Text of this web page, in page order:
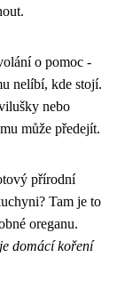
o pomoc -
nelíbí, kde stojí.
nebo
může předejít.
přírodní
Tam je to
oreganu.
domácí koření